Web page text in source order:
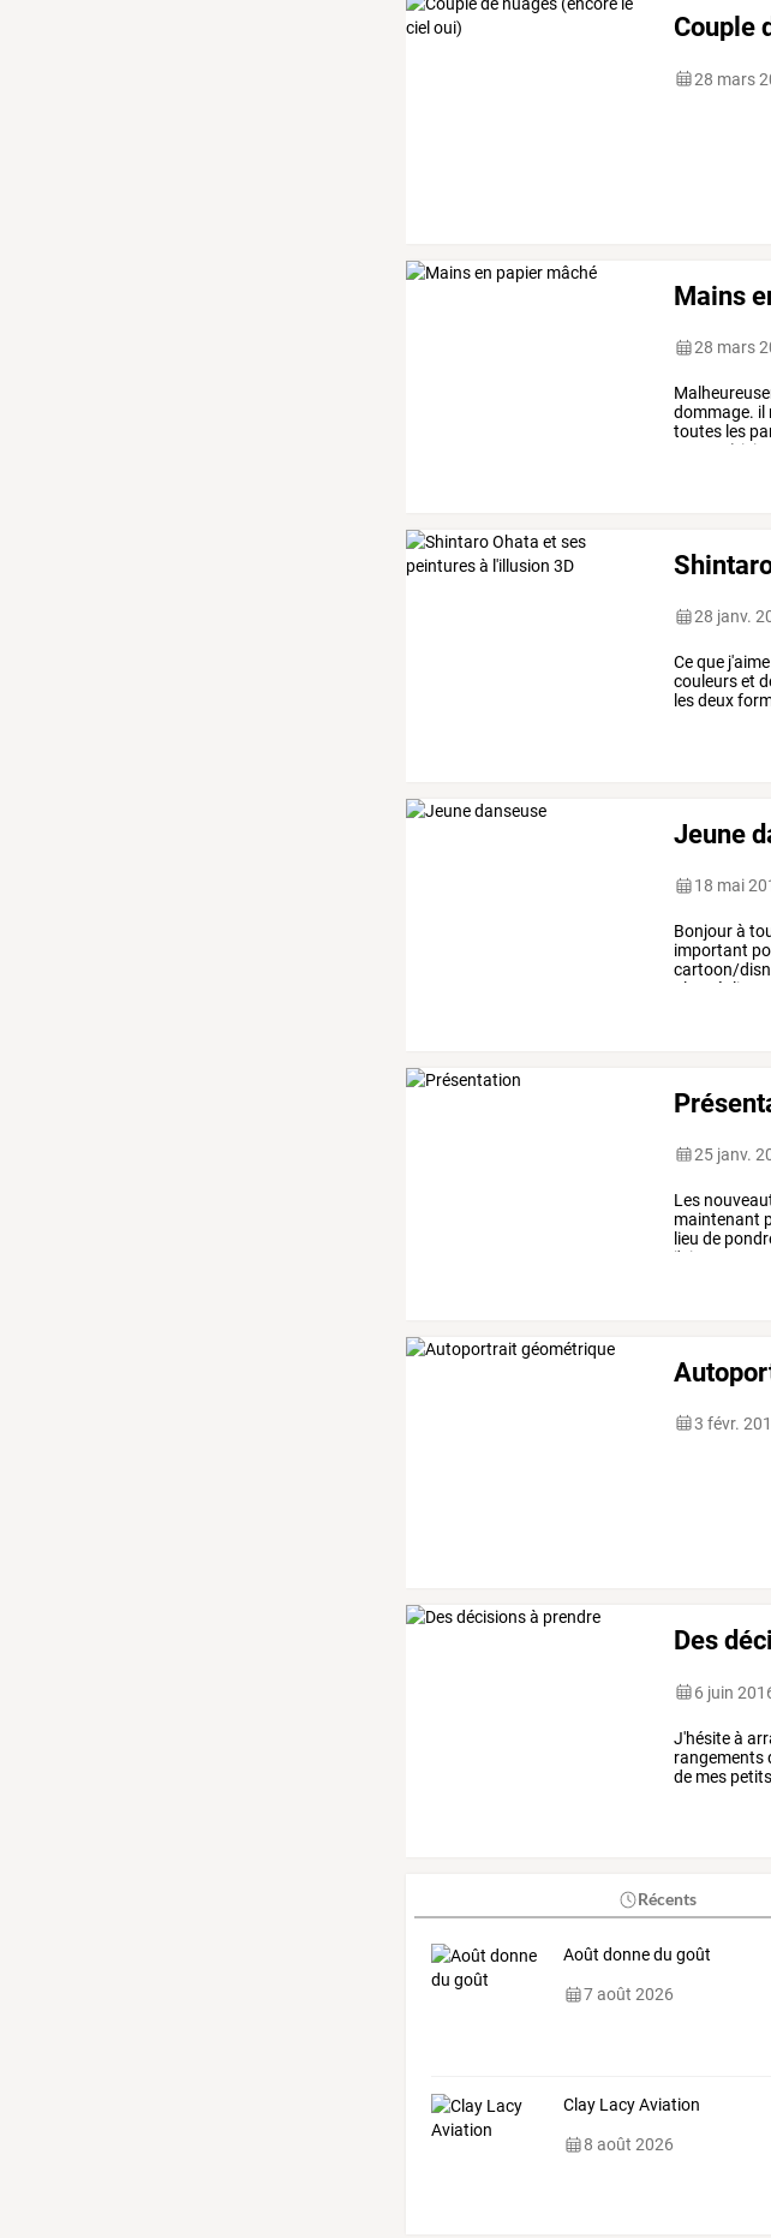
Couple
28 mars
Mains
28 mars
dommage. il
toutes les
:) ici
28 janv.
Ceque j'aime
couleurset
lesdeux
Jeune
18 mai
Bonjourà
important
cartoon/
plus
réaliste..
25 janv.
Les
maintenant
lieu de
j'ai
3 févr.
Des
6 juin
J'hésiteà
rangements
de mes petits
Récents
Août donne du goût
7 août 2026
Clay Lacy Aviation
8 août 2026